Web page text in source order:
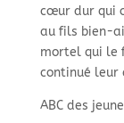
cœur dur qui
au fils bien-
mortel qui le
continué
ABC des